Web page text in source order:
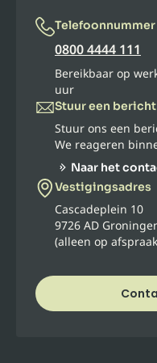
Telefoonnummer
0800 4444 111
Bereikbaar op
uur
Stuur een bericht
Stuur ons een
We reageren
Naar het
Vestigingsadres
Cascadeplein 10
9726 AD
(alleen op